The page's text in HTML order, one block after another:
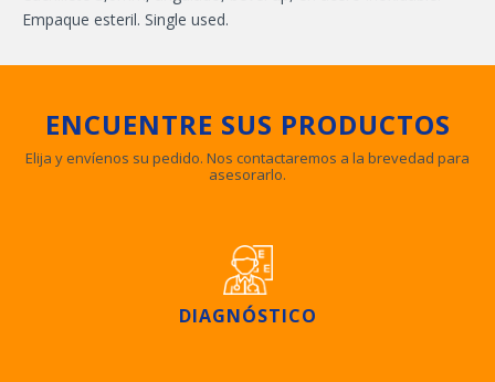
Empaque esteril. Single used.
ENCUENTRE SUS PRODUCTOS
Elija y envíenos su pedido. Nos contactaremos a la brevedad para
asesorarlo.
DIAGNÓSTICO